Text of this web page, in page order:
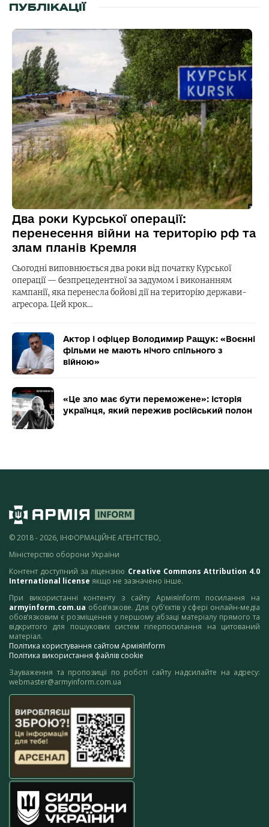
ПУБЛІКАЦІЇ
Два роки Курської операції:
перенесення війни на територію рф та
злам планів Кремля
Сьогодні виповнюється два роки від початку Курської
операції — безпрецедентної за задумом і виконанням
кампанії, яка перенесла бойові дії на територію держави-
агресора. Цей крок…
Актор і офіцер Володимир Ращук: «Воєнні
фільми не мають нічого спільного з
війною»
«Це зло має бути переможене»: історія
українця, який пережив російський полон
© 2018 - 2026, ІНФОРМАЦІЙНЕ АГЕНТСТВО,
Міністерство оборони України
Контент доступний за ліцензією Creative Commons Attribution 4.0
International license якщо не зазначено інше.
При використанні контенту з сайту АрміяInform посилання на
armyinform.com.ua обов’язкове. Для суб’єктів у сфері онлайн-медіа
обов’язковим є розміщення у першому абзаці матеріалу прямого та
відкритого для пошукових систем гіперпосилання на цитований
матеріал.
Політика користування сайтом АрміяInform
Політика використання файлів cookie
Зауваження та пропозиції по роботі сайту надсилайте на адресу:
webmaster@armyinform.com.ua